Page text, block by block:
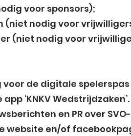
voor sponsors);
(niet nodig voor
(niet nodig voor
voor de digitale
‘KNKV
en PR over
website en/of